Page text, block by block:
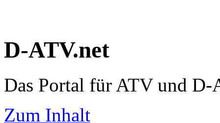
D-ATV.net
Das Portal für ATV und D-
Zum Inhalt